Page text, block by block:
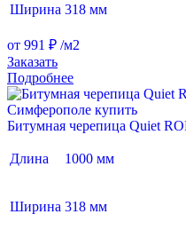
Ширина 318 мм
от 991 ₽ /м2
Заказать
Подробнее
Битумная черепица Quiet
Длина 1000 мм
Ширина 318 мм